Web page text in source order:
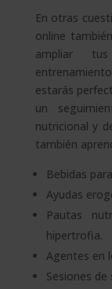
En otras
online
ampliar
estarás
un
nutricional y
también
Bebidas
Ayudas
Pautas
hipertrofia.
Agentes en
Sesiones